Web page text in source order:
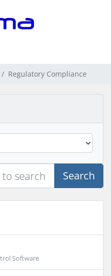
Regulatory Compliance
Search
Software